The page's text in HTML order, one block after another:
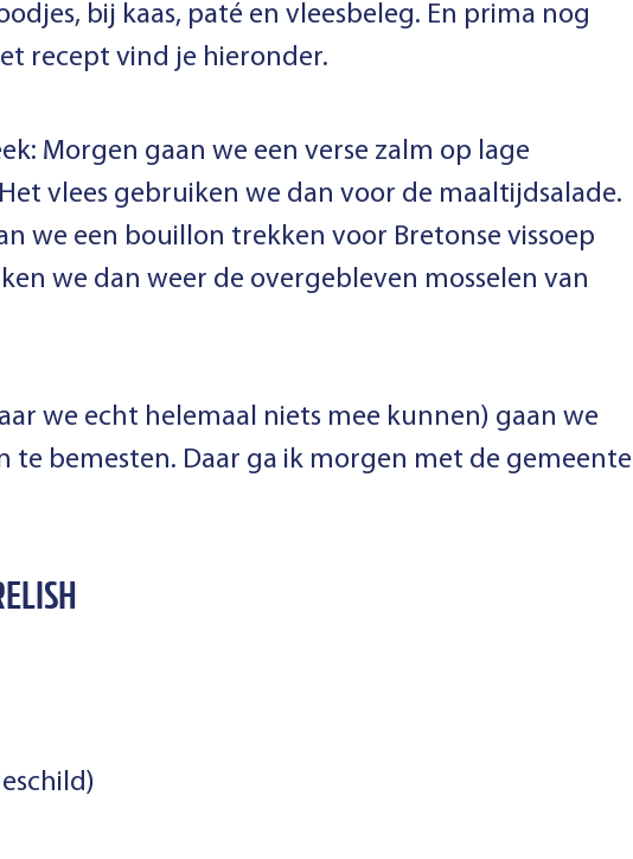
bij kaas, paté en vleesbeleg. En prima nog
recept vind je hieronder.
Morgen gaan we een verse zalm op lage
vlees gebruiken we dan voor de maaltijdsalade.
we een bouillon trekken voor Bretonse vissoep
we dan weer de overgebleven mosselen van
we echt helemaal niets mee kunnen) gaan we
bemesten. Daar ga ik morgen met de gemeente